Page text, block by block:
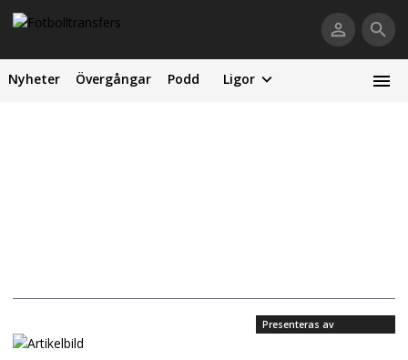
Nyheter Övergångar Podd Ligor
Presenteras av